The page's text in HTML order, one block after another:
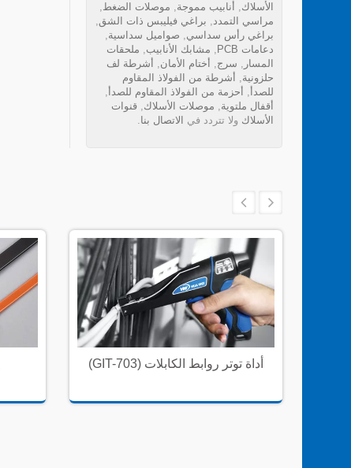
الأسلاك, أنابيب مموجة, موصلات الضغط,
مراسي التمدد, براغي فيليبس ذات الشق,
براغي رأس سداسي, صواميل سداسية,
دعامات PCB
, مشابك الأنابيب, ملحقات
المسار , سرج, أختام الأمان, أشرطة لف
حلزونية, أشرطة من الفولاذ المقاوم
للصدأ, أحزمة من الفولاذ المقاوم للصدأ,
أقفال ملتوية, موصلات الأسلاك, قنوات
الأسلاك ولا تتردد في الاتصال بنا.
(GIT-703) أداة توتر روابط الكابلات